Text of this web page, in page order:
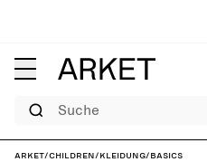
Suche
ARKET/Children/Kleidung/Basics